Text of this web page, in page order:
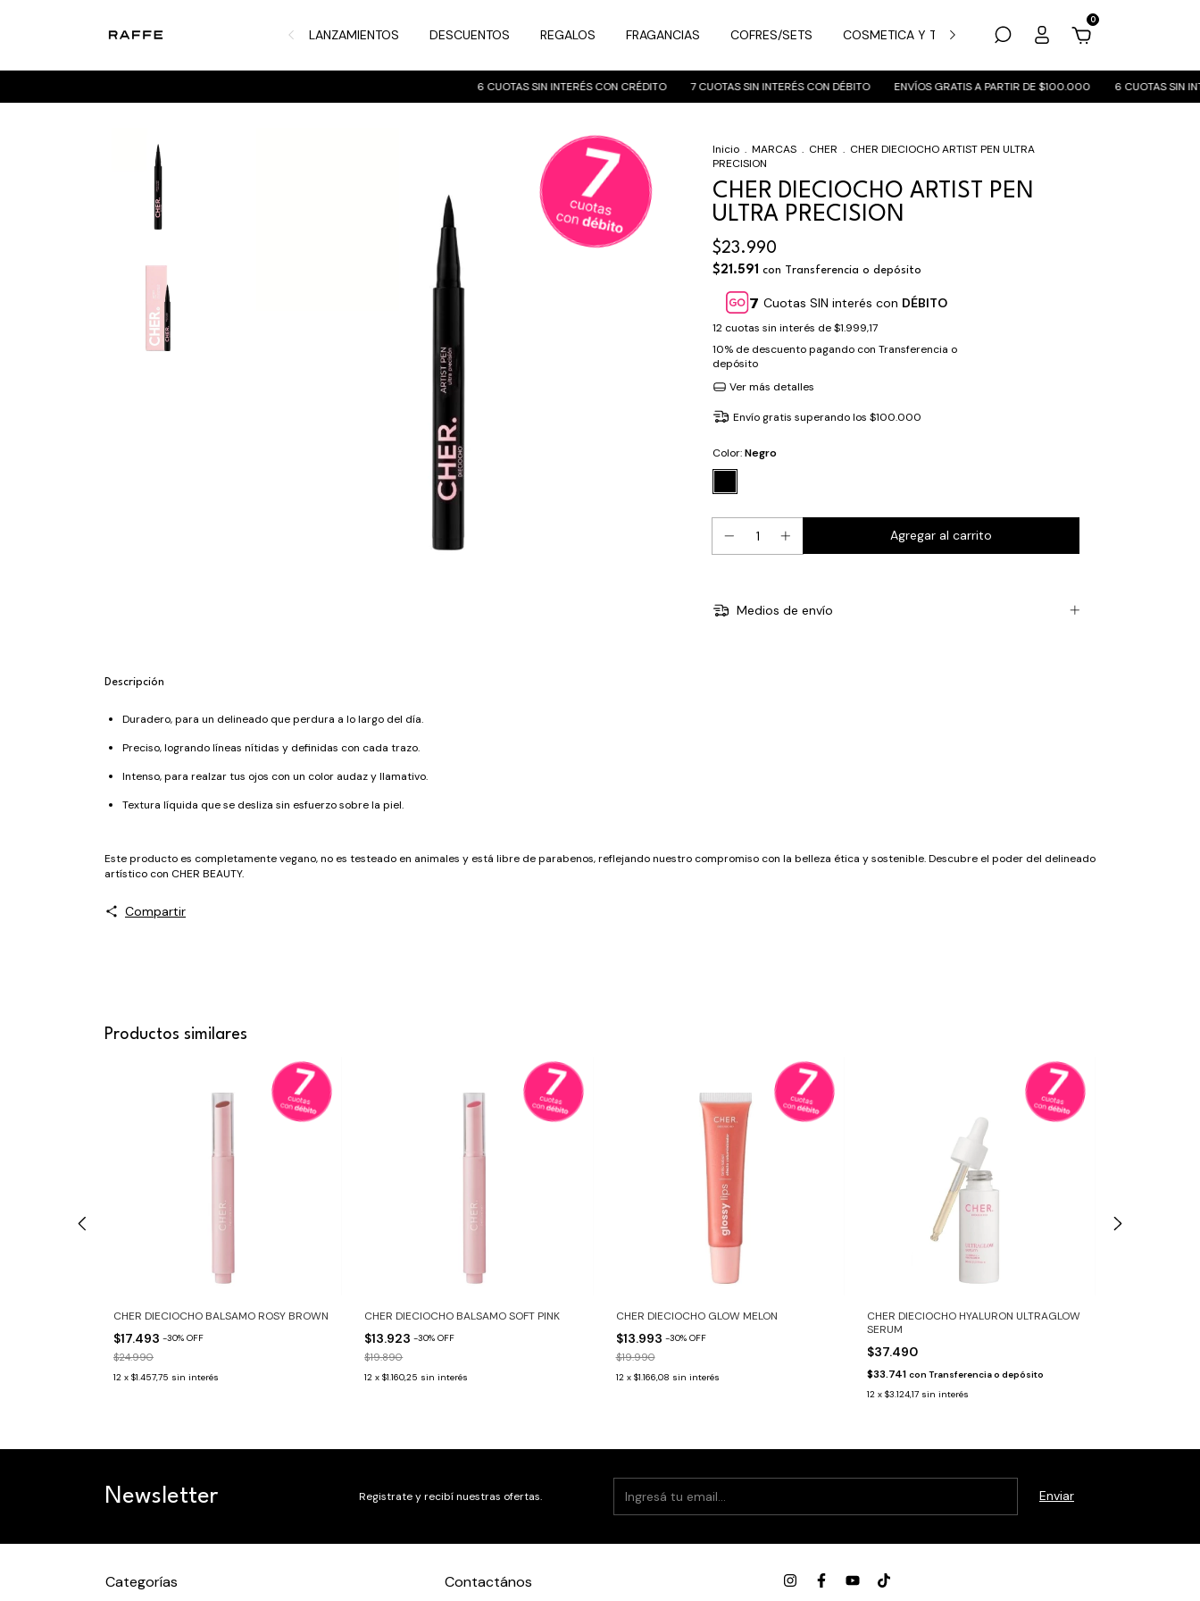
LANZAMIENTOS DESCUENTOS REGALOS FRAGANCIAS COFRES/SETS COSMETICA Y TRATAMIENTO MARCAS
0
6 CUOTAS SIN INTERÉS CON CRÉDITO 7 CUOTAS SIN INTERÉS CON DÉBITO ENVÍOS GRATIS A PARTIR DE $100.000 6 CUOTAS SIN
Inicio . MARCAS . CHER . CHER DIECIOCHO ARTIST PEN ULTRA
PRECISION
CHER DIECIOCHO ARTIST PEN
ULTRA PRECISION
$23.990
$21.591 con Transferencia o depósito
Cuotas SIN interés con DÉBITO
12 cuotas sin interés de$1.999,17
10% de descuentopagando con Transferencia o
depósito
Ver más detalles
Envío gratis superando los $100.000
Color:Negro
Medios de envío
Descripción
Duradero, para un delineado que perdura a lo largo del día.
Preciso, logrando líneas nítidas y definidas con cada trazo.
Intenso, para realzar tus ojos con un color audaz y llamativo.
Textura líquida que se desliza sin esfuerzo sobre la piel.
Este producto es completamente vegano, no es testeado en animales y está libre de parabenos, reflejando nuestro compromiso con la belleza ética y sostenible. Descubre el poder del delineado
artístico con CHER BEAUTY.
Compartir
Productos similares
CHER DIECIOCHO BALSAMO ROSY BROWN
$17.493 -30% OFF
$24.990
12 x $1.457,75 sin interés
CHER DIECIOCHO BALSAMO SOFT PINK
$13.923-30%OFF
$19.890
12 x$1.160,25 sin interés
CHER DIECIOCHO GLOW MELON
$13.993 -30% OFF
$19.990
12 x $1.166,08 sin interés
CHER DIECIOCHO HYALURON ULTRAGLOW
SERUM
$37.490
$33.741 con Transferencia o depósito
12 x $3.124,17 sin interés
Newsletter Registrate y recibí nuestras ofertas.
Categorías Contactános